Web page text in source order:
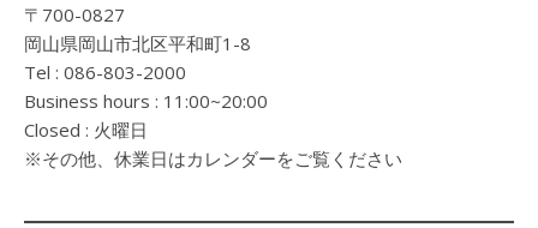
〒700-0827
岡山県岡山市北区平和町1-8
Tel : 086-803-2000
Business hours : 11:00~20:00
Closed : 火曜日
※その他、休業日はカレンダーをご覧ください